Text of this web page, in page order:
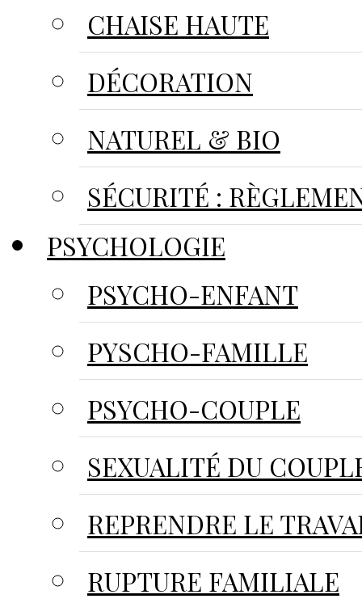
CHAISE HAUTE
DÉCORATION
NATUREL & BIO
SÉCURITÉ :
PSYCHOLOGIE
PSYCHO-ENFANT
PYSCHO-FAMILLE
PSYCHO-COUPLE
SEXUALITÉ DU
REPRENDRE LE
RUPTURE FAMILIALE